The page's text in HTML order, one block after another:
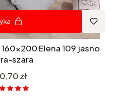
Elena 109 jasno
szara
zł